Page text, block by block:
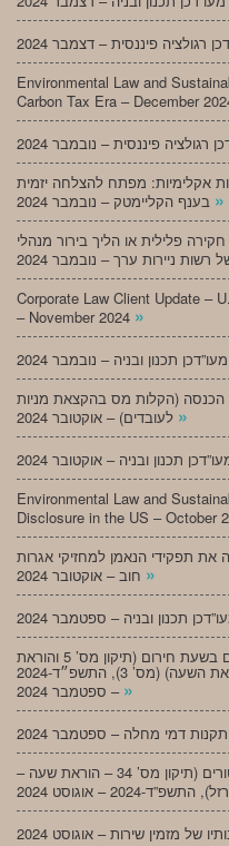
Environmental Law and
Carbon Tax Era – December
אקלימיות: מפתח להצלחה יזמית
»
פלילית או הליך בירור מנהלי
Corporate Law Client Update –
– November 2024 »
הכנסה (הקלות מס בהקצאת מניות
»
Environmental Law and
Disclosure in the US – October
את תפקידי הנאמן למחזיקי אגרות
»
מעו”דכן יחסי עבודה – צו הגנה על עובדים בשעת חירום (תיקון מס’ 5 והוראת
שעה – חרבות ברזל) (הארכת תקופת הוראת השעה) (מס’ 3), התשפ״ד-2024
– ספטמבר 2024 »
מעו”דכן יחסי עבודה – חוק פיצויי פיטורים (תיקון מס’ 34 – הוראת שעה –